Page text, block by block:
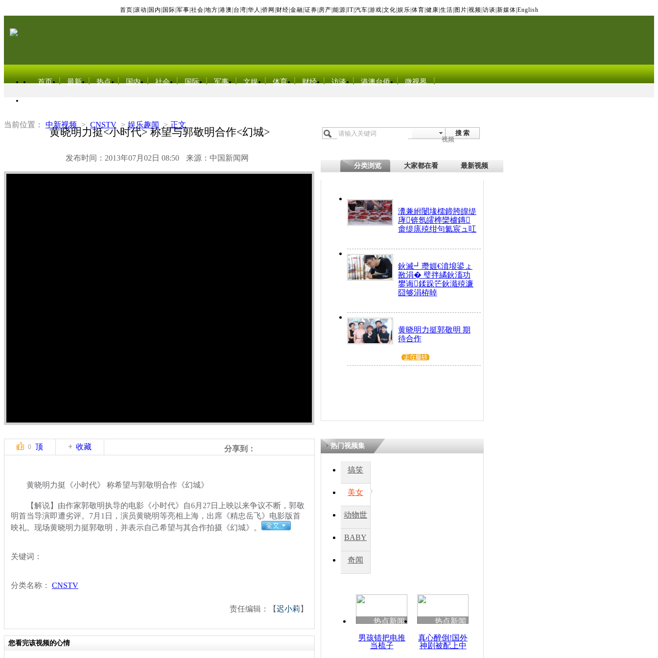
首页 滚动 国内 国际 军事 社会 地方 港澳 台湾 华人 侨网 财经 金融 证券 房产 能源 IT| 汽车 游戏 文化 娱乐 体育 健康 生活 图片 视频 访谈 新媒体 English
首页 最新 热点 国内 社会 国际 军事 文娱 体育 财经 访谈 港澳台侨 微视界
当前位置： 中新视频 > CNSTV > 娱乐趣闻 > 正文
黄晓明力挺<小时代> 称望与郭敬明合作<幻城>
发布时间：2013年07月02日 08:50 来源：中国新闻网
搜 索
视频
分类浏览 大家都在看 最新视频
瀵兼紨闄堟檽鍗胯皥缇
庨锛氬皬榫欒櫨鏄
畬缇庣殑绀句氦宸ュ叿
鈥滅┛瓒娾€濆埌鍙ょ
敾涓� 璧拌繘鈥滀功
鐢诲鍒跺笀鈥濈殑濂
囧够涓栫晫
黄晓明力挺郭敬明 期
待合作
0 顶 收藏 分享到：
黄晓明力挺《小时代》 称希望与郭敬明合作《幻城》
【解说】由作家郭敬明执导的电影《小时代》自6月27日上映以来争议不断，郭敬
明首当导演即遭劣评。7月1日，演员黄晓明等亮相上海，出席《精忠岳飞》电影版首
映礼。现场黄晓明力挺郭敬明，并表示自己希望与其合作拍摄《幻城》。
关键词：
分类名称： CNSTV
责任编辑：【迟小莉 】
您看完该视频的心情
热门视频集
搞笑
美女
动物世
BABY
秀
奇闻
热点新闻
男孩错把电推
当梳子
热点新闻
真心醉倒!国外
神剧被配上中